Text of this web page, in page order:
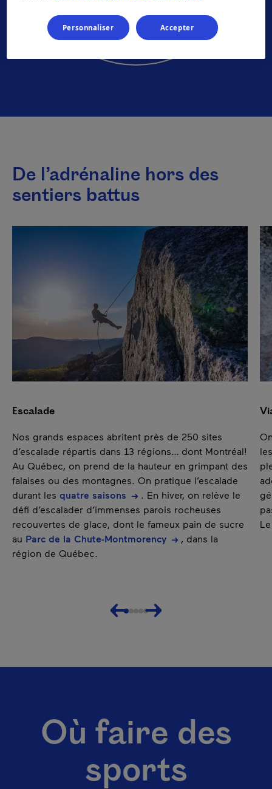
De l’adrénaline hors des
sentiers battus
Cette liste défile automatiquement. Vous pouvez la
Escalade
Nos grands espaces abritent près de 250 sites
d’escalade répartis dans 13 régions… dont Montréal!
Au Québec, on prend de la hauteur en grimpant des
falaises ou des montagnes. On pratique l’escalade
durant les quatre saisons
. En hiver, on relève le
défi d’escalader d’immenses parois rocheuses
recouvertes de glace, dont le fameux pain de sucre
au Parc de la Chute-Montmorency
, dans la
région de Québec.
PrécédentSuivant
Où faire des
sports
Personnaliser Accepter